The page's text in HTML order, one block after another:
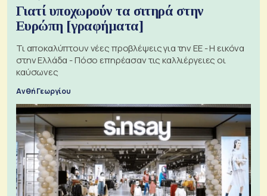
Γιατί υποχωρούν τα σιτηρά στην
Ευρώπη [γραφήματα]
Τι αποκαλύπτουν νέες προβλέψεις για την ΕΕ - Η εικόνα
στην Ελλάδα - Πόσο επηρέασαν τις καλλιέργειες οι
καύσωνες
Ανθή Γεωργίου